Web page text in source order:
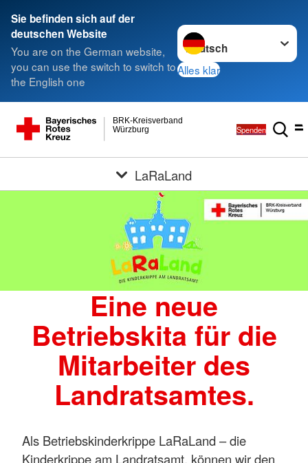
Sie befinden sich auf der
deutschen Website
You are on the German website,
you can use the switch to switch to
the English one
Sprache wechseln zu
Alles klar
Würzburg
BRK-Kreisverband
Spenden
LaRaLand
Eine neue
Betriebskita für die
Mitarbeiter des
Landratsamtes.
Als Betriebskinderkrippe LaRaLand – die
Kinderkrippe am Landratsamt, können wir den